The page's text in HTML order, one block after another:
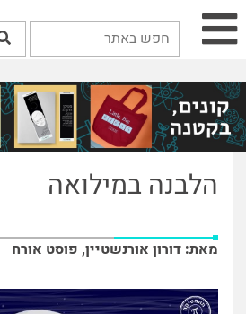
הלבנה במילואה
מאת: דורון אורנשטיין, פוסט אורח